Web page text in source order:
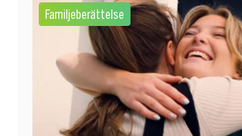
Familjeberättelse